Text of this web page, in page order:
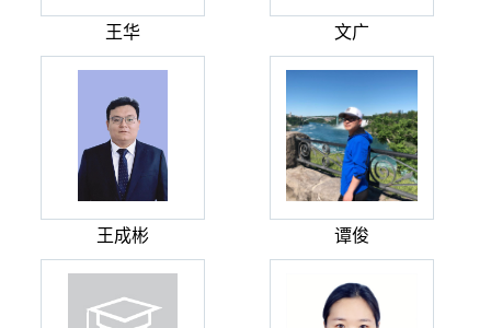
王华 文广
王成彬 谭俊